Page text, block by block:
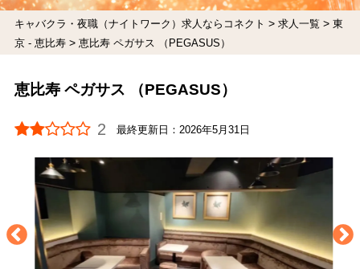
キャバクラ・夜職（ナイトワーク）求人ならコネクト > 求人一覧 > 東
京 - 恵比寿> 恵比寿 ペガサス （PEGASUS）
恵比寿 ペガサス （PEGASUS）
2 最終更新日：2026年5月31日